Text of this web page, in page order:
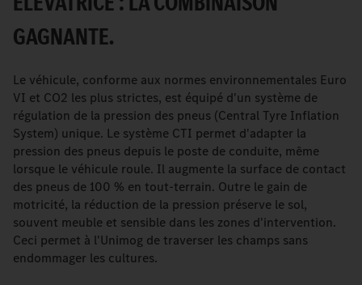
GAGNANTE.
Le véhicule, conforme aux normes environnementales Euro
VI et CO2 les plus strictes, est équipé d'un système de
régulation de la pression des pneus (Central Tyre Inflation
System) unique. Le système CTI permet d'adapter la
pression des pneus depuis le poste de conduite, même
lorsque le véhicule roule. Il augmente la surface de contact
des pneus de 100 % en tout-terrain. Outre le gain de
motricité, la réduction de la pression préserve le sol,
souvent meuble et sensible dans les zones d'intervention.
Ceci permet à l'Unimog de traverser les champs sans
endommager les cultures.